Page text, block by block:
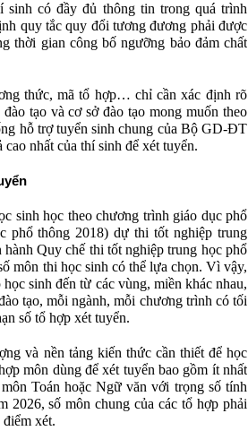
sinh có đầy đủ thông tin trong quá trình
quy tắc quy đổi tương đương phải được
thời gian công bố ngưỡng bảo đảm chất
thức, mã tổ hợp… chỉ cần xác định rõ
tạo và cơ sở đào tạo mong muốn theo
hỗ trợ tuyển sinh chung của Bộ GD-ĐT
nhất của thí sinh để xét tuyển.
sinh học theo chương trình giáo dục phổ
phổ thông 2018) dự thi tốt nghiệp trung
Quy chế thi tốt nghiệp trung học phổ
môn thi học sinh có thể lựa chọn. Vì vậy,
sinh đến từ các vùng, miền khác nhau,
tạo, mỗi ngành, mỗi chương trình có tối
số tổ hợp xét tuyển.
và nền tảng kiến thức cần thiết để học
môn dùng để xét tuyển bao gồm ít nhất
Toán hoặc Ngữ văn với trọng số tính
2026, số môn chung của các tổ hợp phải
xét.